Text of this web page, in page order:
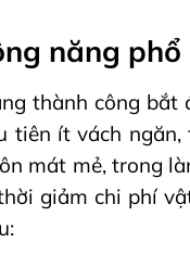
năng
thành công bắt
tiên ít vách
mát mẻ, trong
giảm chi phí